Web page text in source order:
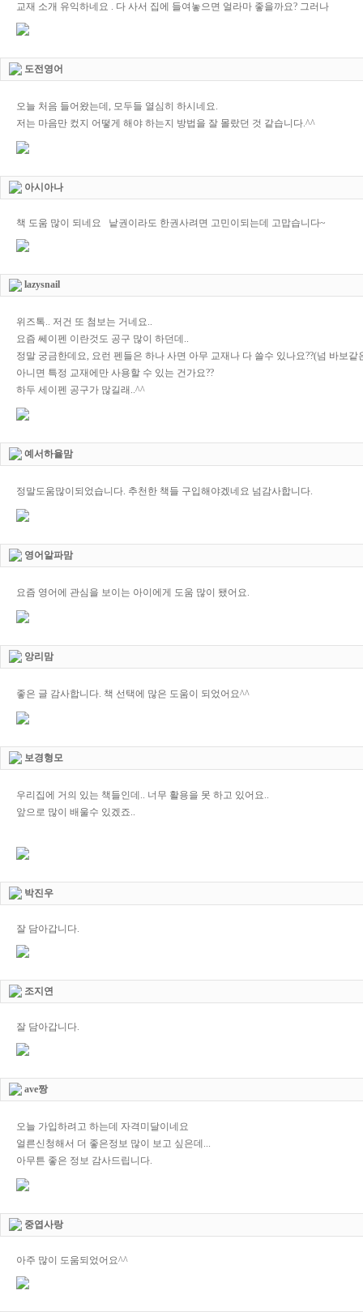
교재 소개 유익하네요 . 다 사서 집에 들여놓으면 얼라마 좋을까요? 그러나
도전영어
오늘 처음 들어왔는데, 모두들 열심히 하시네요.
저는 마음만 컸지 어떻게 해야 하는지 방법을 잘 몰랐던 것 같습니다.^^
아시아나
책 도움 많이 되네요 낱권이라도 한권사려면 고민이되는데 고맙습니다~
lazysnail
위즈톡.. 저건 또 첨보는 거네요..
요즘 쎄이펜 이란것도 공구 많이 하던데..
정말 궁금한데요, 요런 펜들은 하나 사면 아무 교재나 다 쓸수 있나요??(넘 바보같
아니면 특정 교재에만 사용할 수 있는 건가요??
하두 세이펜 공구가 많길래..^^
예서하율맘
정말도움많이되었습니다. 추천한 책들 구입해야겠네요 넘감사합니다.
영어알파맘
요즘 영어에 관심을 보이는 아이에게 도움 많이 됐어요.
앙리맘
좋은 글 감사합니다. 책 선택에 많은 도움이 되었어요^^
보경형모
우리집에 거의 있는 책들인데.. 너무 활용을 못 하고 있어요..
앞으로 많이 배울수 있겠죠..
박진우
잘 담아갑니다.
조지연
잘 담아갑니다.
ave짱
오늘 가입하려고 하는데 자격미달이네요
얼른신청해서 더 좋은정보 많이 보고 싶은데...
아무튼 좋은 정보 감사드립니다.
중엽사랑
아주 많이 도움되었어요^^